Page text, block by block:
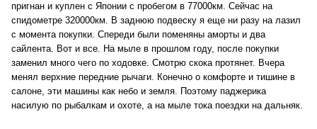
пригнан и куплен с Японии с пробегом в 77000км. Сейчас на
спидометре 320000км. В заднюю подвеску я еще ни разу на лазил
с момента покупки. Спереди были поменяны аморты и два
сайлента. Вот и все. На мыле в прошлом году, после покупки
заменил много чего по ходовке. Смотрю скока протянет. Вчера
менял верхние передние рычаги. Конечно о комфорте и тишине в
салоне, эти машины как небо и земля. Поэтому паджерика
насилую по рыбалкам и охоте, а на мыле тока поездки на дальняк.